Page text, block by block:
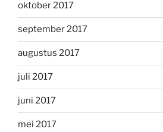
oktober 2017
september 2017
augustus 2017
juli 2017
juni 2017
mei 2017